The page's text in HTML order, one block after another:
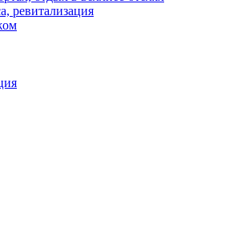
ревитализация